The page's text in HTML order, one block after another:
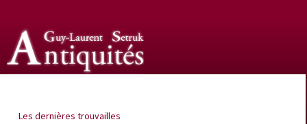
Les dernières trouvailles